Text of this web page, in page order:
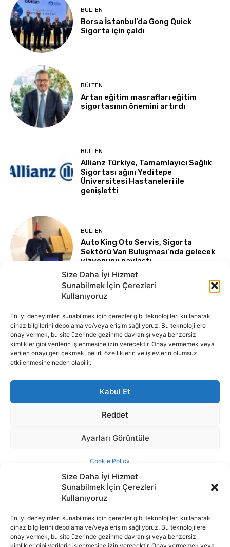
Size Daha İyi Hizmet
Sunabilmek İçin Çerezleri
Kullanıyoruz
En iyi deneyimleri sunabilmek için çerezler gibi teknolojileri kullanarak
cihaz bilgilerini depolama ve/veya erişim sağlıyoruz. Bu teknolojilere
onay vermek, bu site üzerinde gezinme davranışı veya benzersiz
İnternet portalımızda yer alan tüm haber metini, resim ve benzeri
içeriğin hakları Sigortamedya Yayıncılık A.Ş.'ye aittir. Hiçbir şekilde